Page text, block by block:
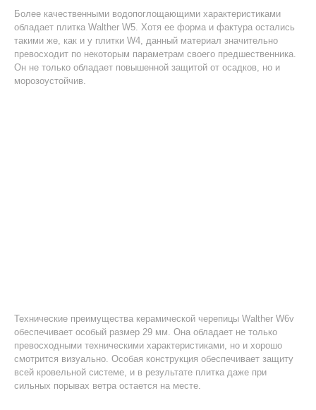
Более качественными водопоглощающими характеристиками
обладает плитка Walther W5. Хотя ее форма и фактура остались
такими же, как и у плитки W4, данный материал значительно
превосходит по некоторым параметрам своего предшественника.
Он не только обладает повышенной защитой от осадков, но и
морозоустойчив.
Технические преимущества керамической черепицы Walther W6v
обеспечивает особый размер 29 мм. Она обладает не только
превосходными техническими характеристиками, но и хорошо
смотрится визуально. Особая конструкция обеспечивает защиту
всей кровельной системе, и в результате плитка даже при
сильных порывах ветра остается на месте.